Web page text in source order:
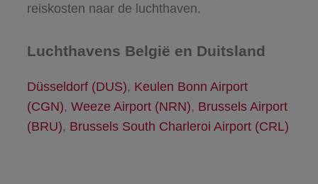
reiskosten naar de luchthaven.
Luchthavens België en Duitsland
Düsseldorf (DUS), Keulen Bonn Airport
(CGN), Weeze Airport (NRN), Brussels Airport
(BRU), Brussels South Charleroi Airport (CRL)